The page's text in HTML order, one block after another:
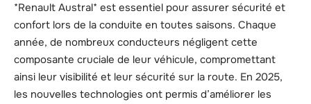
*Renault Austral* est essentiel pour assurer sécurité et
confort lors de la conduite en toutes saisons. Chaque
année, de nombreux conducteurs négligent cette
composante cruciale de leur véhicule, compromettant
ainsi leur visibilité et leur sécurité sur la route. En 2025,
les nouvelles technologies ont permis d’améliorer les